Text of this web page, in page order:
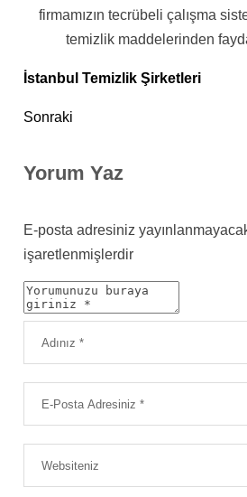
firmamızın tecrübeli çalışma
temizlik maddelerinden
İstanbul Temizlik Şirketleri
Sonraki
Yorum Yaz
E-posta adresiniz
işaretlenmişlerdir